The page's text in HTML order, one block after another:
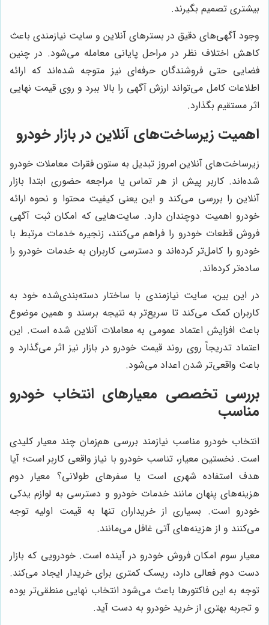
بیشتری تصمیم بگیرند.
وجود آگهی‌های دقیق در بسترهای آنلاین و سایت نیازمندی باعث
کاهش اختلاف نظر در مراحل پایانی معامله می‌شود. در چنین
فضایی حتی فروشندگان حرفه‌ای نیز متوجه شده‌اند که ارائه
اطلاعات کامل می‌تواند ارزش آگهی را بالا ببرد و روی قیمت نهایی
اثر مستقیم بگذارد.
اهمیت زیرساخت‌های آنلاین در بازار خودرو
زیرساخت‌های آنلاین امروز تبدیل به ستون فقرات معاملات خودرو
شده‌اند. کاربر پیش از هر تماس یا مراجعه حضوری ابتدا بازار
آنلاین را بررسی می‌کند و این یعنی کیفیت محتوا و نحوه ارائه
خودرو اهمیت دوچندان دارد. سایت‌هایی که امکان ثبت آگهی
فروش قطعات خودرو را فراهم می‌کنند، زنجیره خدمات مرتبط با
خودرو را کامل‌تر کرده‌اند و دسترسی کاربران به خدمات خودرو را
ساده‌تر کرده‌اند.
در این بین، سایت نیازمندی با ساختار دسته‌بندی‌شده خود به
کاربران کمک می‌کند تا سریع‌تر به نتیجه برسند و همین موضوع
باعث افزایش اعتماد عمومی به معاملات آنلاین شده است. این
اعتماد تدریجاً روی روند قیمت خودرو در بازار نیز اثر می‌گذارد و
باعث واقعی‌تر شدن اعداد می‌شود.
بررسی تخصصی معیارهای انتخاب خودرو
مناسب
انتخاب خودرو مناسب نیازمند بررسی هم‌زمان چند معیار کلیدی
است. نخستین معیار، تناسب خودرو با نیاز واقعی کاربر است؛ آیا
هدف استفاده شهری است یا سفرهای طولانی؟ معیار دوم
هزینه‌های پنهان مانند خدمات خودرو و دسترسی به لوازم یدکی
خودرو است. بسیاری از خریداران تنها به قیمت اولیه توجه
می‌کنند و از هزینه‌های آتی غافل می‌مانند.
معیار سوم امکان فروش خودرو در آینده است. خودرویی که بازار
دست دوم فعالی دارد، ریسک کمتری برای خریدار ایجاد می‌کند.
توجه به این فاکتورها باعث می‌شود انتخاب نهایی منطقی‌تر بوده
و تجربه بهتری از خرید خودرو به دست آید.